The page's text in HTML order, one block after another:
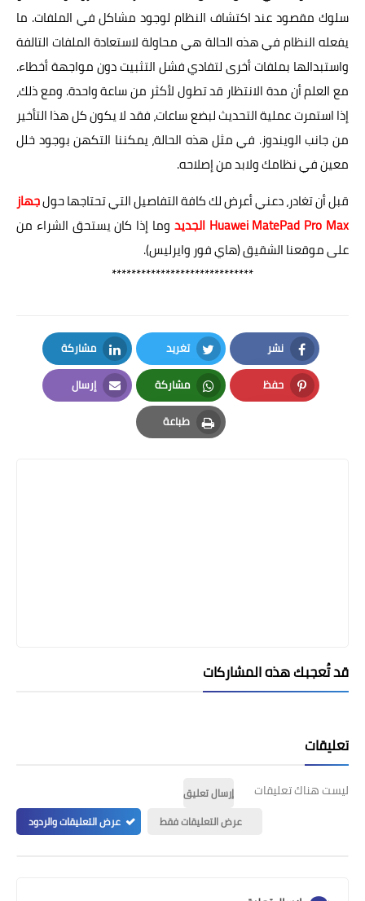
سلوك مقصود عند اكتشاف النظام لوجود مشاكل في الملفات. ما
يفعله النظام في هذه الحالة هي محاولة لاستعادة الملفات التالفة
واستبدالها بملفات أخرى لتفادي فشل التثبيت دون مواجهة أخطاء.
مع العلم أن مدة الانتظار قد تطول لأكثر من ساعة واحدة. ومع ذلك،
إذا استمرت عملية التحديث لبضع ساعات، فقد لا يكون كل هذا التأخير
من جانب الويندوز. في مثل هذه الحالة، يمكننا التكهن بوجود خلل
معين في نظامك ولابد من إصلاحه.
قبل أن تغادر، دعني أعرض لك كافة التفاصيل التي تحتاجها حولجهاز
Huawei MatePad Pro Max الجديد
وما إذا كان يستحق الشراء من
على موقعنا الشقيق (هاي فور وايرليس).
*****************************
نشر
Facebook
تغريد
Twitter
مشاركة
LinkedIn
حفظ
Pinterest
مشاركة
Whatsapp
إرسال
Email
طباعة
Print
قد تُعجبك هذه المشاركات
تعليقات
ليست هناك تعليقات
إرسال تعليق
عرض التعليقات فقط
عرض التعليقات والردود